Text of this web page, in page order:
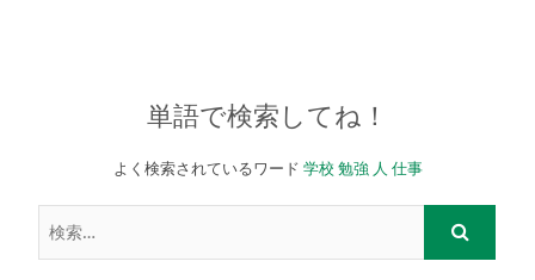
単語で検索してね！
よく検索されているワード 学校 勉強 人 仕事